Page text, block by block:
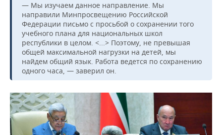
— Мы изучаем данное направление. Мы
направили Минпросвещению Российской
Федерации письмо с просьбой о сохранении того
учебного плана для национальных школ
республики в целом. <...> Поэтому, не превышая
общей максимальной нагрузки на детей, мы
найдем общий язык. Работа ведется по сохранению
одного часа, — заверил он.